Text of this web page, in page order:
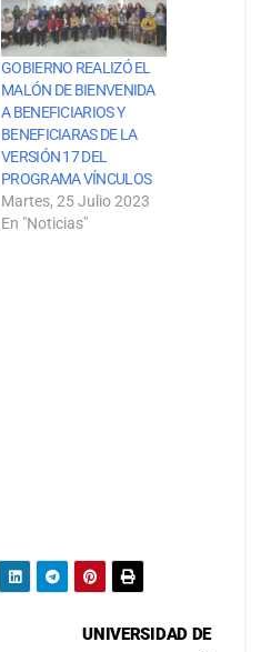
GOBIERNO REALIZÓ EL
MALÓN DE BIENVENIDA
A BENEFICIARIOS Y
BENEFICIARAS DE LA
VERSIÓN 17 DEL
PROGRAMA VÍNCULOS
Martes, 25 Julio 2023
En "Noticias"
UNIVERSIDAD DE